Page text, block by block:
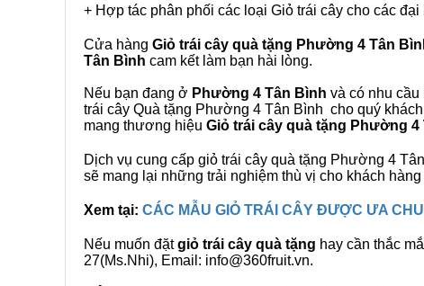
+ Hợp tác phân phối các loại Giỏ trái cây cho các đại
Cửa hàng Giỏ trái cây quà tặng Phường 4 Tân
Tân Bình cam kết làm bạn hài lòng.
Nếu bạn đang ở Phường 4 Tân Bình và có nhu
trái cây Quà tặng Phường 4 Tân Bình cho quý
mang thương hiệu Giỏ trái cây quà tặng Phường 4
Dịch vụ cung cấp giỏ trái cây quà tặng Phường 4
sẽ mang lại những trải nghiệm thù vị cho khách hàng
Xem tại: CÁC MẪU GIỎ TRÁI CÂY ĐƯỢC ƯA
Nếu muốn đặtgiỏ trái cây quà tặng hay cần thắc
27(Ms.Nhi), Email: info@360fruit.vn.